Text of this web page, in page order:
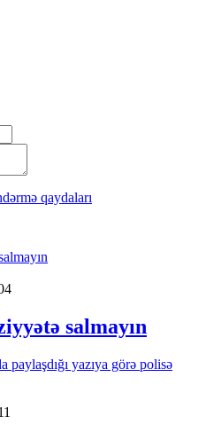
qaydaları
salmayın